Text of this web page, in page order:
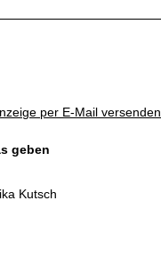
per E-Mail versenden
geben
Kutsch